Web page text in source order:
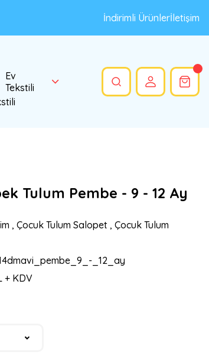
İndirimli Ürünlerİletişim
Ev
Tekstili
Tulum Pembe - 9 - 12 Ay
, Çocuk Tulum Salopet , Çocuk Tulum
_12_ay
+ KDV